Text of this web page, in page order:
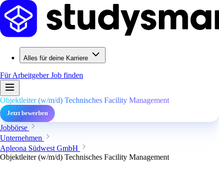
Alles für deine Karriere
Für ArbeitgeberJob finden
Objektleiter (w/m/d) Technisches Facility Management
Jetzt bewerben
Jobbörse
Unternehmen
Apleona Südwest GmbH
Objektleiter (w/m/d) Technisches Facility Management